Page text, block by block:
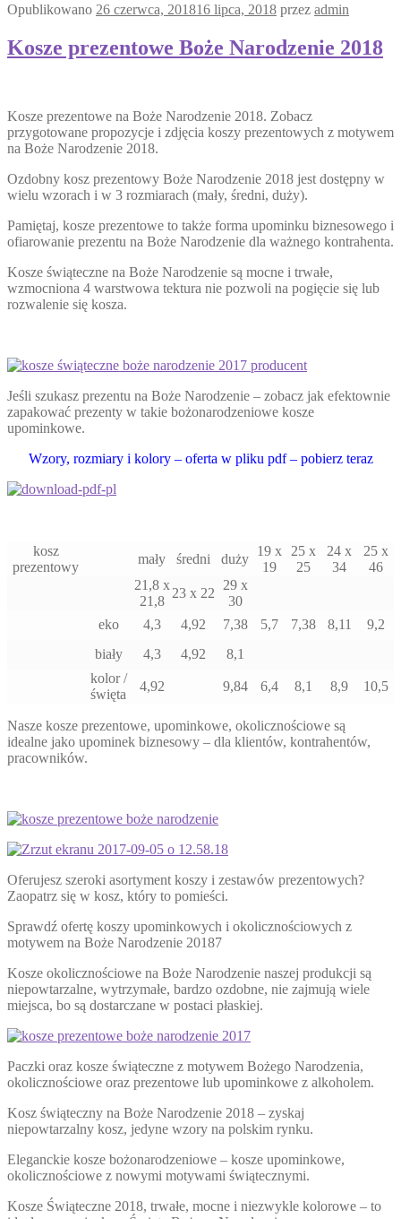
Opublikowano 26 czerwca, 201816 lipca, 2018 przez admin
Kosze prezentowe Boże Narodzenie 2018
Kosze prezentowe na Boże Narodzenie 2018. Zobacz
przygotowane propozycje i zdjęcia koszy prezentowych z motywem
na Boże Narodzenie 2018.
Ozdobny kosz prezentowy Boże Narodzenie 2018 jest dostępny w
wielu wzorach i w 3 rozmiarach (mały, średni, duży).
Pamiętaj, kosze prezentowe to także forma upominku biznesowego i
ofiarowanie prezentu na Boże Narodzenie dla ważnego kontrahenta.
Kosze świąteczne na Boże Narodzenie są mocne i trwałe,
wzmocniona 4 warstwowa tektura nie pozwoli na pogięcie się lub
rozwalenie się kosza.
Jeśli szukasz prezentu na Boże Narodzenie – zobacz jak efektownie
zapakować prezenty w takie bożonarodzeniowe kosze
upominkowe.
Wzory, rozmiary i kolory – oferta w pliku pdf – pobierz teraz
kosz
prezentowy
mały średni duży
19 x
19
25 x
25
24 x
34
25 x
46
21,8 x
21,8
23 x 22
29 x
30
eko
4,3 4,92 7,38 5,7 7,38 8,11
9,2
biały
4,3 4,92
8,1
kolor /
święta
4,92 9,84 6,4 8,1 8,9 10,5
Nasze kosze prezentowe, upominkowe, okolicznościowe są
idealne jako upominek biznesowy – dla klientów, kontrahentów,
pracowników.
Oferujesz szeroki asortyment koszy i zestawów prezentowych?
Zaopatrz się w kosz, który to pomieści.
Sprawdź ofertę koszy upominkowych i okolicznościowych z
motywem na Boże Narodzenie 20187
Kosze okolicznościowe na Boże Narodzenie naszej produkcji są
niepowtarzalne, wytrzymałe, bardzo ozdobne, nie zajmują wiele
miejsca, bo są dostarczane w postaci płaskiej.
Paczki oraz kosze świąteczne z motywem Bożego Narodzenia,
okolicznościowe oraz prezentowe lub upominkowe z alkoholem.
Kosz świąteczny na Boże Narodzenie 2018 – zyskaj
niepowtarzalny kosz, jedyne wzory na polskim rynku.
Eleganckie kosze bożonarodzeniowe – kosze upominkowe,
okolicznościowe z nowymi motywami świątecznymi.
Kosze Świąteczne 2018, trwałe, mocne i niezwykle kolorowe – to